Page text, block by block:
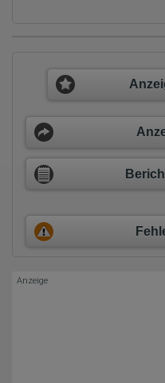
Erhobene Informationen
Sprache
Betriebssystem
Gerät (PC, Tablet-PC oder
Auflösung des Computers
Besucherquelle
Welche Videos
Wurden Werbebanner
Wohin ging der
Anzeige